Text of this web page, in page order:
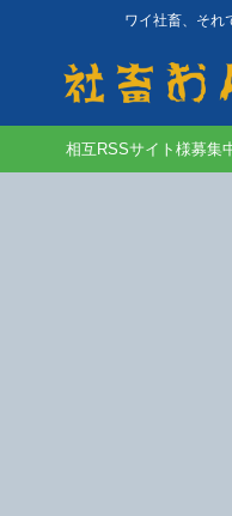
ワイ社畜、それ
相互RSSサイト様募集